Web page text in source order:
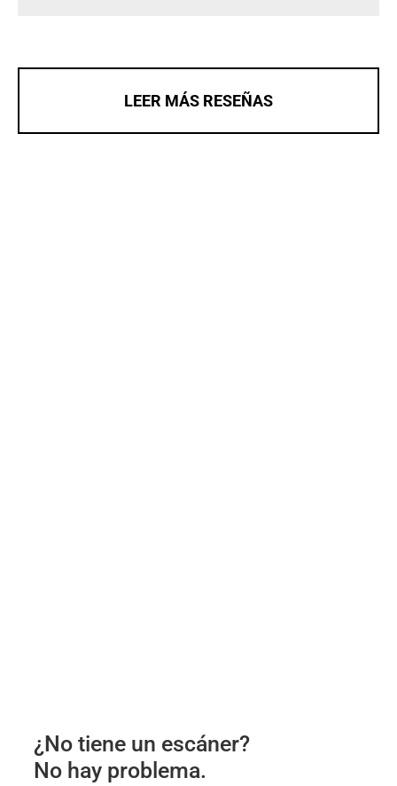
LEER MÁS RESEÑAS
¿No tiene un escáner?
No hay problema.